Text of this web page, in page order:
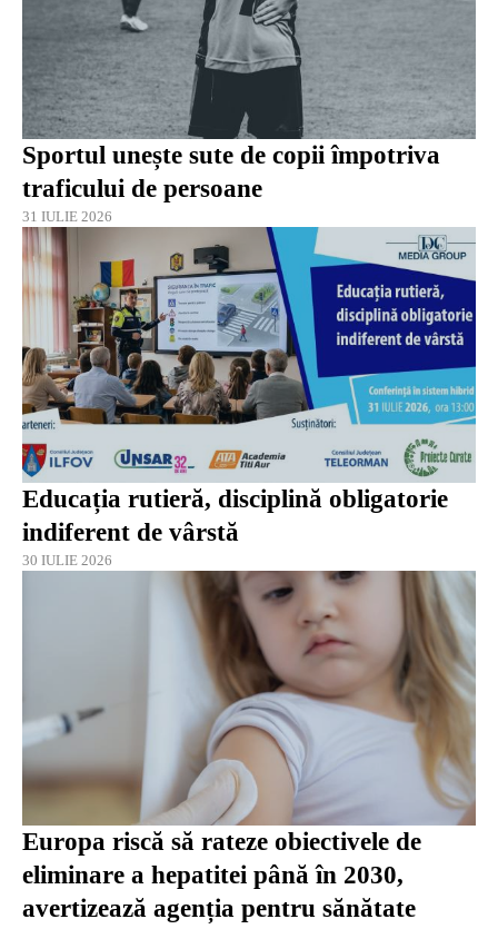
Sportul unește sute de copii împotriva
traficului de persoane
31 IULIE 2026
Educația rutieră, disciplină obligatorie
indiferent de vârstă
30 IULIE 2026
Europa riscă să rateze obiectivele de
eliminare a hepatitei până în 2030,
avertizează agenția pentru sănătate